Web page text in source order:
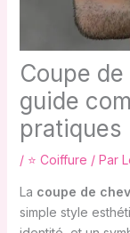
Coupe
guide
pratiques
/ ⭐ Coiffure / Par
La coupe de
simple style